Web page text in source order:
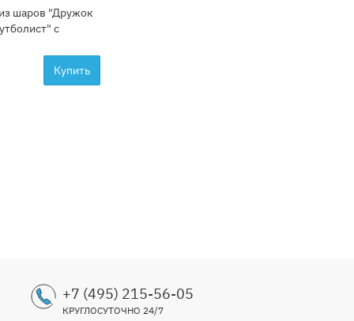
шаров "Дружок
с
Купить
+7 (495) 215-56-05
КРУГЛОСУТОЧНО 24/7